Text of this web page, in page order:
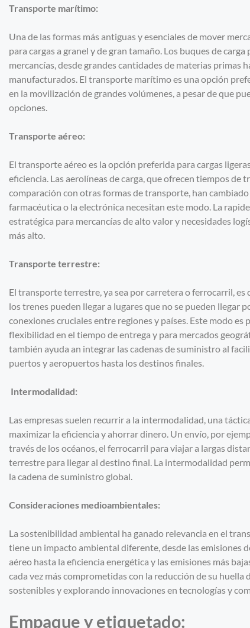
Transporte marítimo:
Una de las formas más antiguas y esenciales de mover
para cargas a granel y de gran tamaño. Los buques de
mercancías, desde grandes cantidades de materias primas
manufacturados. El transporte marítimo es una opción
en la movilización de grandes volúmenes, a pesar de que
opciones.
Transporte aéreo:
El transporte aéreo es la opción preferida para cargas
eficiencia. Las aerolíneas de carga, que ofrecen tiempos
comparación con otras formas de transporte, han
farmacéutica o la electrónica necesitan este modo. La
estratégica para mercancías de alto valor y necesidades
más alto.
Transporte terrestre:
El transporte terrestre, ya sea por carretera o ferrocarril,
los trenes pueden llegar a lugares que no se pueden llegar
conexiones cruciales entre regiones y países. Este modo
flexibilidad en el tiempo de entrega y para mercados
también ayuda an integrar las cadenas de suministro al
puertos y aeropuertos hasta los destinos finales.
Intermodalidad:
Las empresas suelen recurrir a la intermodalidad, una
maximizar la eficiencia y ahorrar dinero. Un envío, por
través de los océanos, el ferrocarril para viajar a largas
terrestre para llegar al destino final. La intermodalidad
la cadena de suministro global.
Consideraciones medioambientales:
La sostenibilidad ambiental ha ganado relevancia en el
tiene un impacto ambiental diferente, desde las emisiones
aéreo hasta la eficiencia energética y las emisiones más
cada vez más comprometidas con la reducción de su
sostenibles y explorando innovaciones en tecnologías y
Empaque y etiquetado: